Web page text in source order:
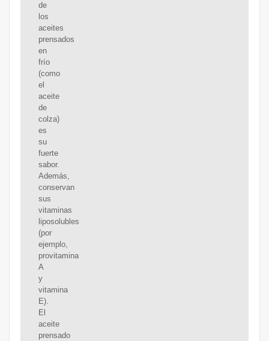
de
los
aceites
prensados
en
frío
(como
el
aceite
de
colza)
es
su
fuerte
sabor.
Además,
conservan
sus
vitaminas
liposolubles
(por
ejemplo,
provitamina
A
y
vitamina
E).
El
aceite
prensado